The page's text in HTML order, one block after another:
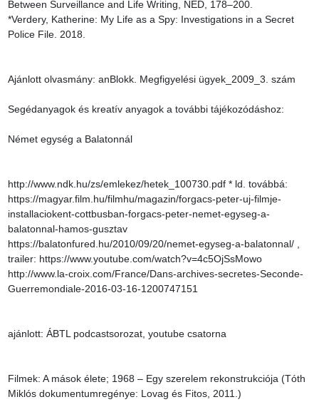
Between Surveillance and Life Writing, NED, 178–200.
*Verdery, Katherine: My Life as a Spy: Investigations in a Secret
Police File. 2018.
Ajánlott olvasmány: anBlokk. Megfigyelési ügyek_2009_3. szám
Segédanyagok és kreatív anyagok a további tájékozódáshoz:
Német egység a Balatonnál
http://www.ndk.hu/zs/emlekez/hetek_100730.pdf * ld. továbbá:
https://magyar.film.hu/filmhu/magazin/forgacs-peter-uj-filmje-
installaciokent-cottbusban-forgacs-peter-nemet-egyseg-a-
balatonnal-hamos-gusztav
https://balatonfured.hu/2010/09/20/nemet-egyseg-a-balatonnal/ ,
trailer: https://www.youtube.com/watch?v=4c5OjSsMowo
http://www.la-croix.com/France/Dans-archives-secretes-Seconde-
Guerremondiale-2016-03-16-1200747151
ajánlott: ÁBTL podcastsorozat, youtube csatorna
Filmek: A mások élete; 1968 – Egy szerelem rekonstrukciója (Tóth
Miklós dokumentumregénye: Lovag és Fitos, 2011.)